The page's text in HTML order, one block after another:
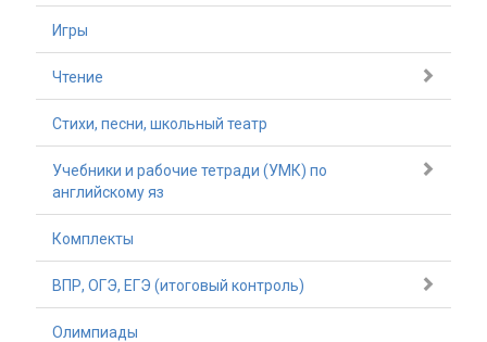
Игры
Чтение
Стихи, песни, школьный театр
Учебники и рабочие тетради (УМК) по
английскому яз
Комплекты
ВПР, ОГЭ, ЕГЭ (итоговый контроль)
Олимпиады